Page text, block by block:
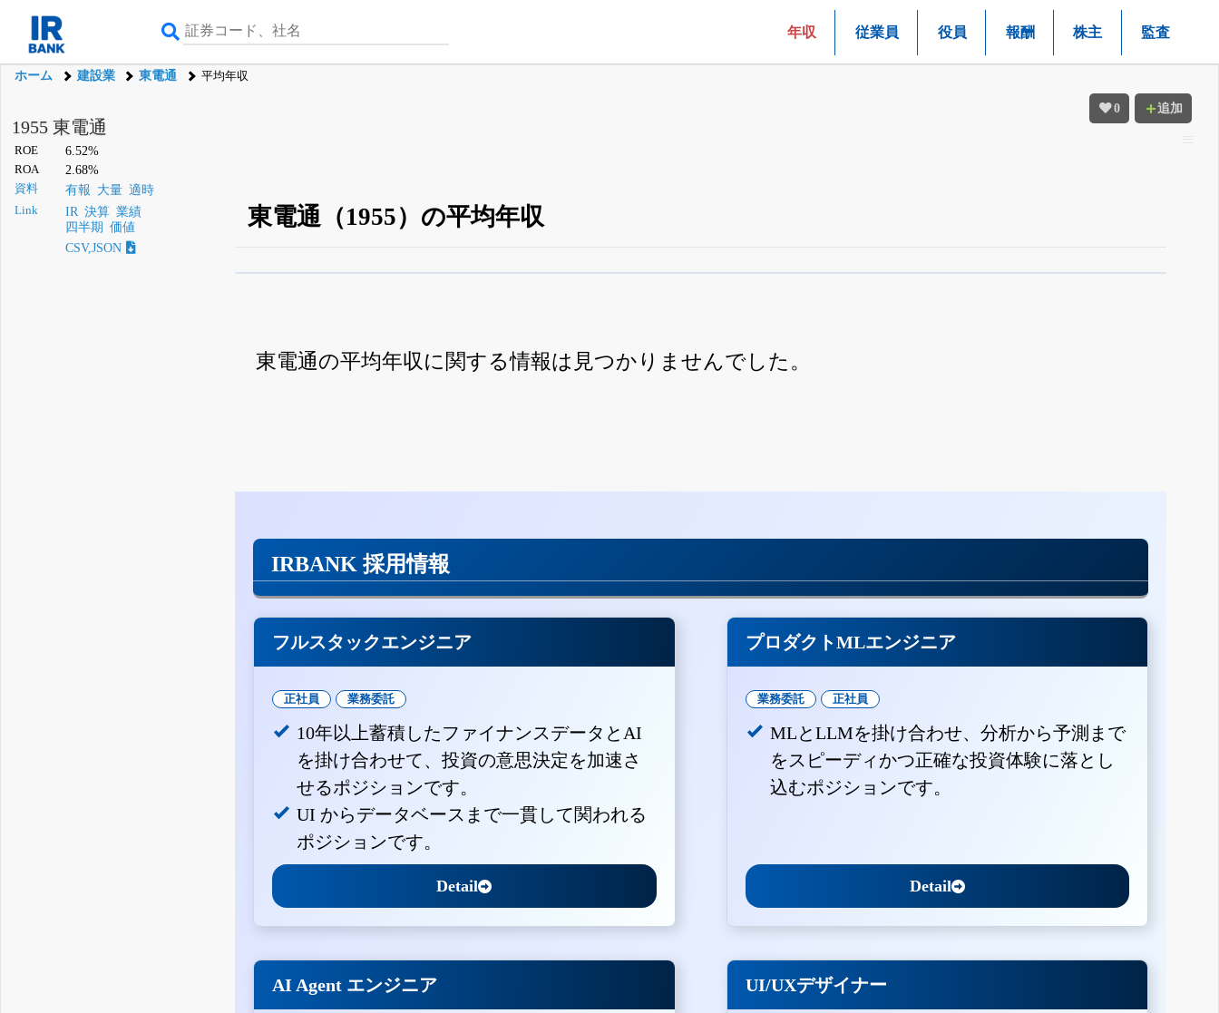
年収 従業員 役員 報酬 株主 監査
ホーム 建設業 東電通 平均年収
0 追加
1955 東電通
ROE 6.52%
ROA 2.68%
資料 有報 大量 適時
Link IR 決算 業績
四半期
価値
CSV,JSON
東電通（1955）の平均年収
東電通の平均年収に関する情報は見つかりませんでした。
IRBANK 採用情報
フルスタックエンジニア
正社員 業務委託
10年以上蓄積したファイナンスデータとAI
を掛け合わせて、投資の意思決定を加速さ
せるポジションです。
UI からデータベースまで一貫して関われる
ポジションです。
Detail
プロダクトMLエンジニア
業務委託 正社員
MLとLLMを掛け合わせ、分析から予測まで
をスピーディかつ正確な投資体験に落とし
込むポジションです。
Detail
AI Agent エンジニア UI/UXデザイナー